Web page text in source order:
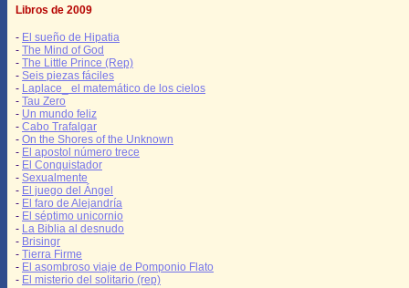
Libros de 2009
- El sueño de Hipatia
- The Mind of God
- The Little Prince (Rep)
- Seis piezas fáciles
- Laplace_ el matemático de los cielos
- Tau Zero
- Un mundo feliz
- Cabo Trafalgar
- On the Shores of the Unknown
- El apostol número trece
- El Conquistador
- Sexualmente
- El juego del Ángel
- El faro de Alejandría
- El séptimo unicornio
- La Biblia al desnudo
- Brisingr
- Tierra Firme
- El asombroso viaje de Pomponio Flato
- El misterio del solitario (rep)